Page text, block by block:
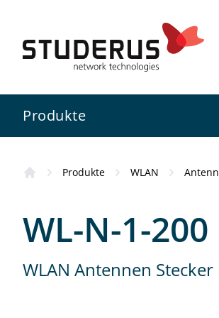
Produkte
Firewall
Switch
Swiss Service Pack
Konfigurationsservice
Studerus AG
Zyxel
Kursübersicht
Wissenswertes
Produkte WLAN
WL-N-1-
WLAN Antennen Stecker